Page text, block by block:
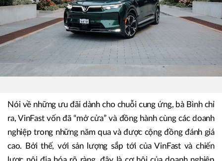
Nói về những ưu đãi dành cho chuỗi cung ứng, bà Bình chỉ
ra, VinFast vốn đã “mở cửa” và đồng hành cùng các doanh
nghiệp trong những năm qua và được cộng đồng đánh giá
cao. Bởi thế, với sản lượng sắp tới của VinFast và chiến